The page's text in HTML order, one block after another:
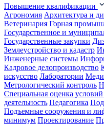
Повышение квалификации
Агрономия Архитектура и
Ветеринария Горная
Государственное и
Государственные закупки
Землеустройство и кадастр
Инженерные системы
Кадровое делопроизводство
искусство Лаборатории
Метрологический контроль
Специальная оценка
деятельность Педагогика
Подъемные сооружения и
минимум Проектирование